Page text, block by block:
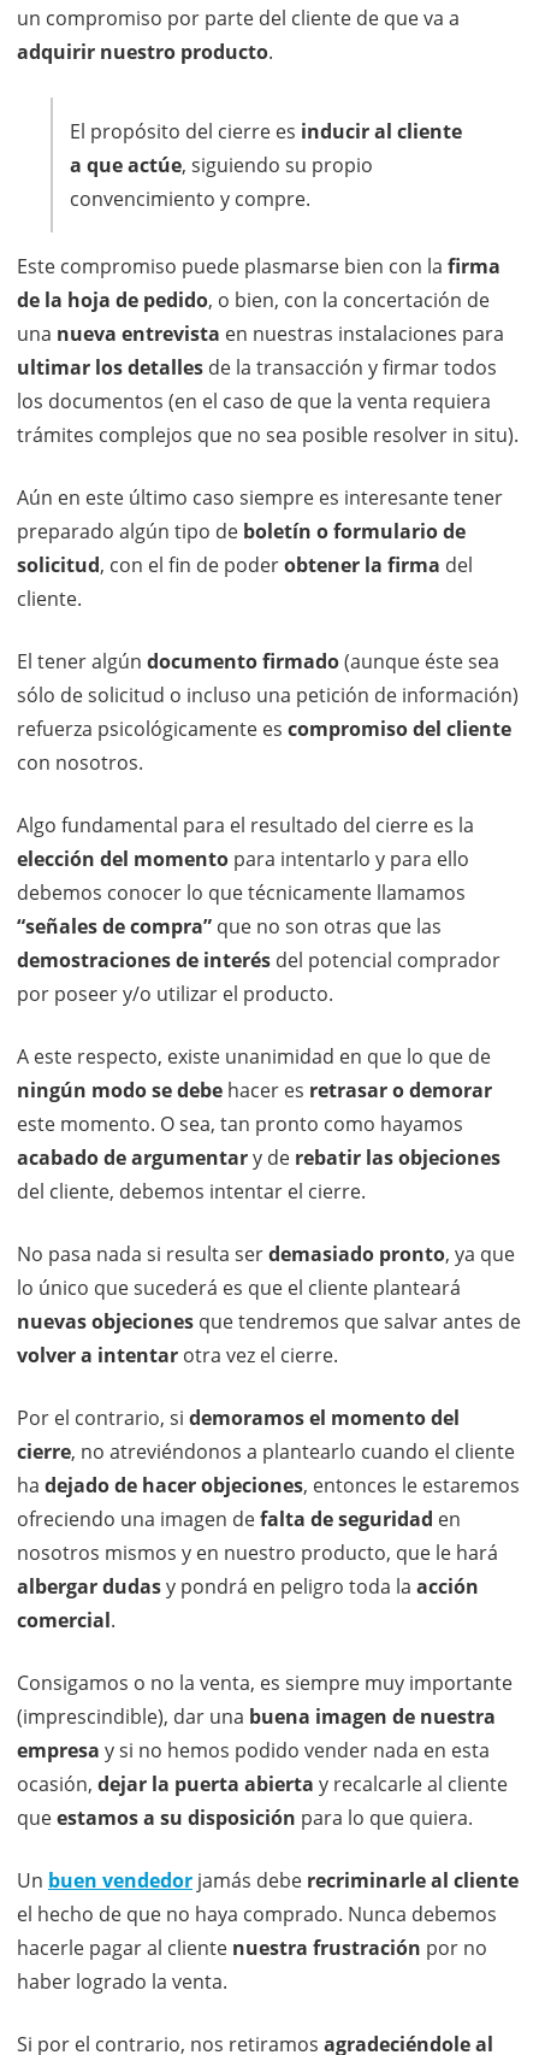
un compromiso por parte del cliente de que va a
adquirir nuestro producto.
El propósito del cierre es inducir al cliente
a que actúe, siguiendo su propio
convencimiento y compre.
Este compromiso puede plasmarse bien con la firma
de la hoja de pedido, o bien, con la concertación de
una nueva entrevista en nuestras instalaciones para
ultimar los detalles de la transacción y firmar todos
los documentos (en el caso de que la venta requiera
trámites complejos que no sea posible resolver in situ).
Aún en este último caso siempre es interesante tener
preparado algún tipo de boletín o formulario de
solicitud, con el fin de poderobtener la firma del
cliente.
El tener algún documento firmado(aunque éste sea
sólo de solicitud o incluso una petición de información)
refuerza psicológicamente es compromiso del cliente
con nosotros.
Algo fundamental para el resultado del cierre es la
elección del momento para intentarlo y para ello
debemos conocer lo que técnicamente llamamos
“señales de compra” que no son otras que las
demostraciones de interés del potencial comprador
por poseer y/o utilizar el producto.
A este respecto, existe unanimidad en que lo que de
ningún modo se debe hacer es retrasar o demorar
este momento. O sea, tan pronto como hayamos
acabado de argumentary de rebatir las objeciones
del cliente, debemos intentar el cierre.
No pasa nada si resulta serdemasiado pronto, ya que
lo único que sucederá es que el cliente planteará
nuevas objeciones que tendremos que salvar antes de
volver a intentar otra vez el cierre.
Por el contrario, si demoramos el momento del
cierre, no atreviéndonos a plantearlo cuando el cliente
ha dejado de hacer objeciones, entonces le estaremos
ofreciendo una imagen defalta de seguridad en
nosotros mismos y en nuestro producto, que le hará
albergar dudasy pondrá en peligro toda la acción
comercial.
Consigamos o no la venta, es siempre muy importante
(imprescindible), dar una buena imagen de nuestra
empresa y si no hemos podido vender nada en esta
ocasión, dejar la puerta abierta y recalcarle al cliente
queestamos a su disposición para lo que quiera.
Un buen vendedor jamás debe recriminarle al cliente
el hecho de que no haya comprado. Nunca debemos
hacerle pagar al cliente nuestra frustración por no
haber logrado la venta.
Si por el contrario, nos retiramos agradeciéndole al